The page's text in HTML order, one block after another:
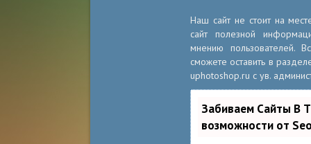
Наш сайт не стоит на
сайт полезной
мнению пользователей.
сможете оставить в
uphotoshop.ru с ув.
Забиваем Сайты В
возможности от